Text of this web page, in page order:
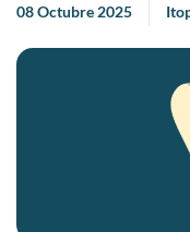
08 Octubre 2025